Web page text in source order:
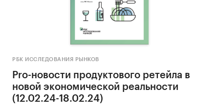
РБК ИССЛЕДОВАНИЯ РЫНКОВ
Pro-новости продуктового ретейла в
новой экономической реальности
(12.02.24-18.02.24)